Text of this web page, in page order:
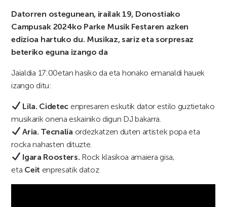
Datorren ostegunean, irailak 19, Donostiako
Campusak 2024ko Parke Musik Festaren azken
edizioa hartuko du. Musikaz, sariz eta sorpresaz
beteriko eguna izango da
Jaialdia 17:00etan hasiko da eta honako emanaldi hauek
izango ditu:
Lila. Cidetec enpresaren eskutik dator estilo guztietako
musikarik onena eskainiko digun DJ bakarra.
Aria. Tecnalia ordezkatzen duten artistek popa eta
rocka nahasten dituzte.
Igara Roosters. Rock klasikoa amaiera gisa,
eta Ceit enpresatik datoz